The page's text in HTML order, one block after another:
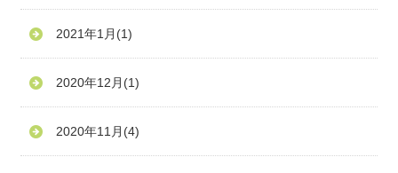
2021年1月 (1)
2020年12月 (1)
2020年11月 (4)